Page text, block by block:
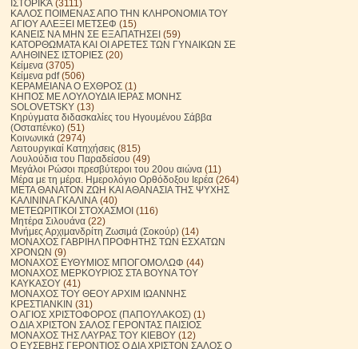
ΙΣΤΟΡΙΚΆ (3111)
ΚΑΛΟΣ ΠΟΙΜΕΝΑΣ ΑΠΟ ΤΗΝ ΚΛΗΡΟΝΟΜΙΑ ΤΟΥ
ΑΓΙΟΥ ΑΛΕΞΕΙ ΜΕΤΣΕΦ (15)
ΚΑΝΕΙΣ ΝΑ ΜΗΝ ΣΕ ΕΞΑΠΑΤΗΣΕΙ (59)
ΚΑΤΟΡΘΩΜΑΤΑ ΚΑΙ ΟΙ ΑΡΕΤΕΣ ΤΩΝ ΓΥΝΑΙΚΩΝ ΣΕ
ΑΛΗΘΙΝΕΣ ΙΣΤΟΡΙΕΣ (20)
Κείμενα (3705)
Κείμενα pdf (506)
ΚΕΡΑΜΕΙΑΝΑ Ο ΕΧΘΡΟΣ (1)
ΚΗΠΟΣ ΜΕ ΛΟΥΛΟΥΔΙΑ ΙΕΡΑΣ ΜΟΝΗΣ
SOLOVETSKY (13)
Κηρύγματα διδασκαλίες του Ηγουμένου Σάββα
(Οσταπένκο) (51)
Κοινωνικά (2974)
Λειτουργικαί Κατηχήσεις (815)
Λουλούδια του Παραδείσου (49)
Μεγάλοι Ρώσοι πρεσβύτεροι του 20ου αιώνα (11)
Μέρα με τη μέρα. Ημερολόγιο Ορθόδοξου Ιερέα (264)
ΜΕΤΑ ΘΑΝΑΤΟΝ ΖΩΗ ΚΑΙ ΑΘΑΝΑΣΙΑ ΤΗΣ ΨΥΧΗΣ
ΚΑΛΙΝΙΝΑ ΓΚΑΛΙΝΑ (40)
ΜΕΤΕΩΡΙΤΙΚΟΙ ΣΤΟΧΑΣΜΟΙ (116)
Μητέρα Σιλουάνα (22)
Μνήμες Αρχιμανδρίτη Ζωσιμά (Σοκούρ) (14)
ΜΟΝΑΧΟΣ ΓΑΒΡΙΗΛ ΠΡΟΦΗΤΗΣ ΤΩΝ ΕΣΧΑΤΩΝ
ΧΡΟΝΩΝ (9)
ΜΟΝΑΧΟΣ ΕΥΘΥΜΙΟΣ ΜΠΟΓΟΜΟΛΩΦ (44)
ΜΟΝΑΧΟΣ ΜΕΡΚΟΥΡΙΟΣ ΣΤΑ ΒΟΥΝΑ ΤΟΥ
ΚΑΥΚΑΣΟΥ (41)
ΜΟΝΑΧΟΣ ΤΟΥ ΘΕΟΥ ΑΡΧΙΜ ΙΩΑΝΝΗΣ
ΚΡΕΣΤΙΑΝΚΙΝ (31)
Ο ΑΓΙΟΣ ΧΡΙΣΤΟΦΟΡΟΣ (ΠΑΠΟΥΛΑΚΟΣ) (1)
Ο ΔΙΑ ΧΡΙΣΤΟΝ ΣΑΛΟΣ ΓΕΡΟΝΤΑΣ ΠΑΙΣΙΟΣ
ΜΟΝΑΧΟΣ ΤΗΣ ΛΑΥΡΑΣ ΤΟΥ ΚΙΕΒΟΥ (12)
Ο ΕΥΣΕΒΗΣ ΓΕΡΟΝΤΙΟΣ Ο ΔΙΑ ΧΡΙΣΤΟΝ ΣΑΛΟΣ Ο